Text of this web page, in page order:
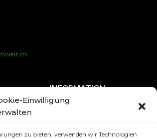
Einwilligung
zu bieten, verwenden wir Technologien
INFORMATION